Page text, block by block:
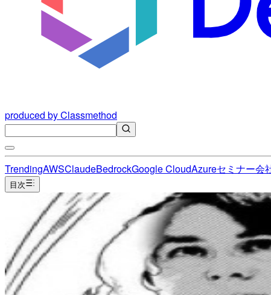
produced by Classmethod
TrendingAWSClaudeBedrockGoogle CloudAzureセミナー会
目次